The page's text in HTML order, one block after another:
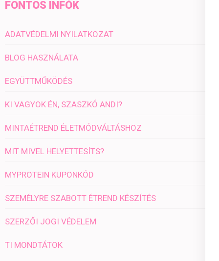
FONTOS INFÓK
ADATVÉDELMI NYILATKOZAT
BLOG HASZNÁLATA
EGYÜTTMŰKÖDÉS
KI VAGYOK ÉN, SZASZKÓ ANDI?
MINTAÉTREND ÉLETMÓDVÁLTÁSHOZ
MIT MIVEL HELYETTESÍTS?
MYPROTEIN KUPONKÓD
SZEMÉLYRE SZABOTT ÉTREND KÉSZÍTÉS
SZERZŐI JOGI VÉDELEM
TI MONDTÁTOK